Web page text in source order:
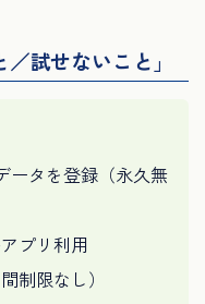
試せないこと」
ータを登録（永久無
プリ利用
制限なし）